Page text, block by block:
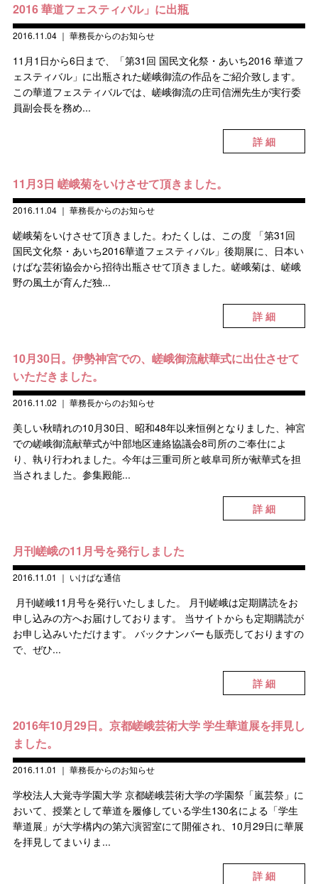
2016 華道フェスティバル」に出瓶
2016.11.04｜ 華務長からのお知らせ
11月1日から6日まで、「第31回 国民文化祭・あいち2016 華道フ
ェスティバル」に出瓶された嵯峨御流の作品をご紹介致します。
この華道フェスティバルでは、嵯峨御流の庄司信洲先生が実行委
員副会長を務め...
詳 細
11月3日 嵯峨菊をいけさせて頂きました。
2016.11.04｜ 華務長からのお知らせ
嵯峨菊をいけさせて頂きました。わたくしは、この度 「第31回
国民文化祭・あいち2016華道フェスティバル」後期展に、日本い
けばな芸術協会から招待出瓶させて頂きました。嵯峨菊は、嵯峨
野の風土が育んだ独...
詳 細
10月30日。伊勢神宮での、嵯峨御流献華式に出仕させて
いただきました。
2016.11.02 ｜ 華務長からのお知らせ
美しい秋晴れの10月30日、昭和48年以来恒例となりました、神宮
での嵯峨御流献華式が中部地区連絡協議会8司所のご奉仕によ
り、執り行われました。今年は三重司所と岐阜司所が献華式を担
当されました。参集殿能...
詳 細
月刊嵯峨の11月号を発行しました
2016.11.01 ｜ いけばな通信
月刊嵯峨11月号を発行いたしました。 月刊嵯峨は定期購読をお
申し込みの方へお届けしております。 当サイトからも定期購読が
お申し込みいただけます。 バックナンバーも販売しておりますの
で、ぜひ...
詳 細
2016年10月29日。京都嵯峨芸術大学 学生華道展を拝見し
ました。
2016.11.01 ｜ 華務長からのお知らせ
学校法人大覚寺学園大学 京都嵯峨芸術大学の学園祭「嵐芸祭」に
おいて、授業として華道を履修している学生130名による「学生
華道展」が大学構内の第六演習室にて開催され、10月29日に華展
を拝見してまいりま...
詳 細